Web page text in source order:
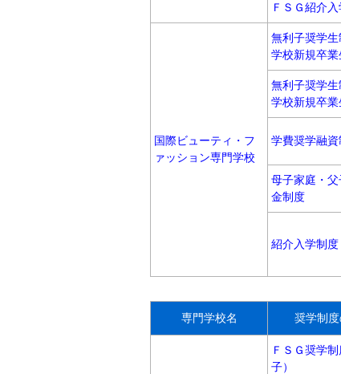
ＦＳＧ紹介
国際ビューティ・フ
ァッション専門学校
無利子奨学
学校新規卒業
無利子奨学
学校新規卒業
学費奨学融
母子家庭・
金制度
紹介入学制度
専門学校名 奨学制
ＦＳＧ奨学
子）